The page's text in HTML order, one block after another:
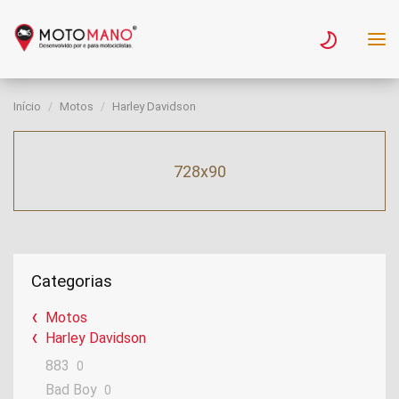
Início Motos Harley Davidson
728x90
Categorias
Motos
Harley Davidson
883
0
Bad Boy 0